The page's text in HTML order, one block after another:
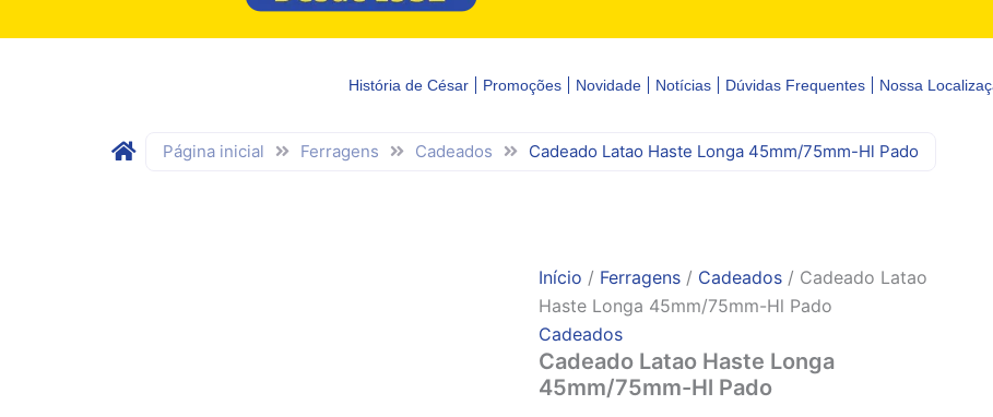
História de César Promoções Novidade Notícias Dúvidas Frequentes Nossa
Página inicial Ferragens Cadeados Cadeado Latao Haste Longa 45mm/75mm-Hl Pado
Início / Ferragens/ Cadeados/ Cadeado Latao
Haste Longa 45mm/75mm-Hl Pado
Cadeados
Cadeado Latao Haste Longa
45mm/75mm-Hl Pado